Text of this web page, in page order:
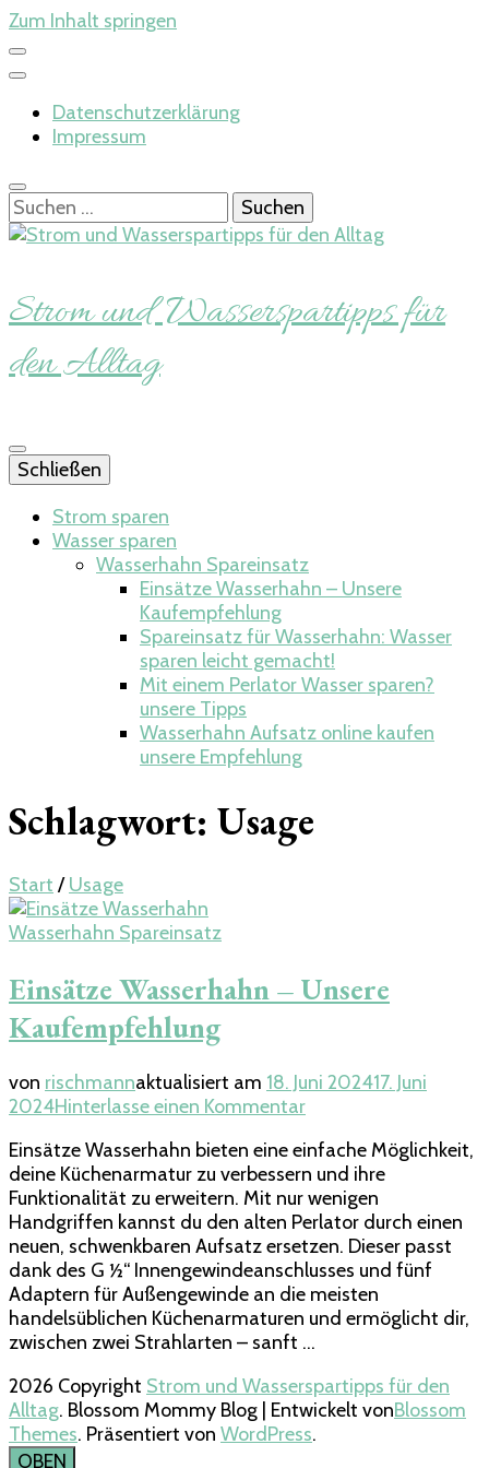
Zum Inhalt springen
Datenschutzerklärung
Impressum
Suchen
nach:
Strom und Wasserspartipps für
den Alltag
Schließen
Strom sparen
Wasser sparen
Wasserhahn Spareinsatz
Einsätze Wasserhahn – Unsere
Kaufempfehlung
Spareinsatz für Wasserhahn: Wasser
sparen leicht gemacht!
Mit einem Perlator Wasser sparen?
unsere Tipps
Wasserhahn Aufsatz online kaufen
unsere Empfehlung
Schlagwort: Usage
Start / Usage
Wasserhahn Spareinsatz
Einsätze Wasserhahn – Unsere
Kaufempfehlung
von rischmannaktualisiert am 18. Juni 202417. Juni
2024Hinterlasse einen Kommentarzu
Wasserhahn
–
Unsere
Kaufempfehlung
Einsätze Wasserhahn bieten eine einfache Möglichkeit,
deine Küchenarmatur zu verbessern und ihre
Funktionalität zu erweitern. Mit nur wenigen
Handgriffen kannst du den alten Perlator durch einen
neuen, schwenkbaren Aufsatz ersetzen. Dieser passt
dank des G ½“ Innengewindeanschlusses und fünf
Adaptern für Außengewinde an die meisten
handelsüblichen Küchenarmaturen und ermöglicht dir,
zwischen zwei Strahlarten – sanft …
2026 Copyright Strom und Wasserspartipps für den
Alltag. Blossom Mommy Blog | Entwickelt vonBlossom
Themes. Präsentiert von WordPress.
OBEN